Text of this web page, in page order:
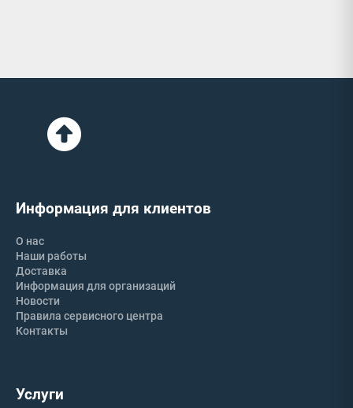
Услуги
Информация для клиентов
О нас
Наши работы
Доставка
Информация для организаций
Новости
Правила сервисного центра
Контакты